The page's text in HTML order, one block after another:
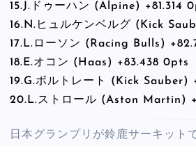
15.J.ドゥーハン (Alpine) +81.314
16.N.ヒュルケンベルグ (Kick
17.L.ローソン (Racing Bulls)
18.E.オコン (Haas) +83.438 0pts
19.G.ボルトレート (Kick Sauber)
20.L.ストロール (Aston Martin)
日本グランプリが鈴鹿サーキット